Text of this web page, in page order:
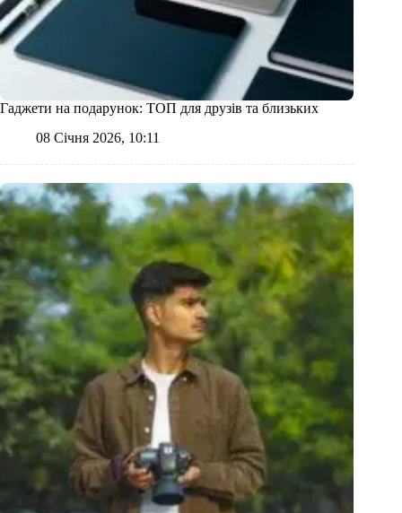
Гаджети на подарунок: ТОП для друзів та близьких
08 Січня 2026, 10:11